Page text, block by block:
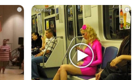
i i